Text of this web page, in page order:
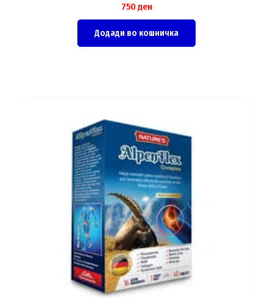
750 ден
Додади во кошничка